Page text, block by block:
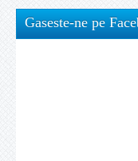
Gaseste-ne pe